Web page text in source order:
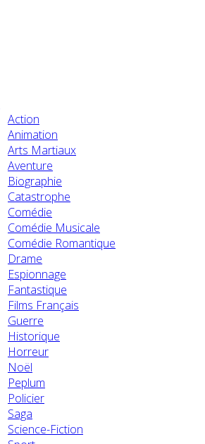
Action
Animation
Arts Martiaux
Aventure
Biographie
Catastrophe
Comédie
Comédie Musicale
Comédie Romantique
Drame
Espionnage
Fantastique
Films Français
Guerre
Historique
Horreur
Noël
Peplum
Policier
Saga
Science-Fiction